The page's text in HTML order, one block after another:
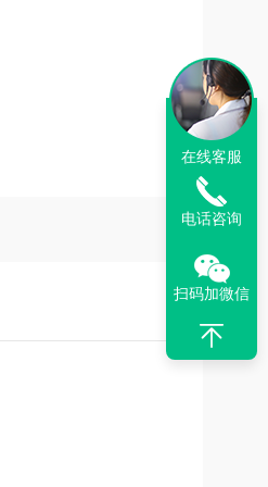
在线客服
电话咨询
扫码加微信